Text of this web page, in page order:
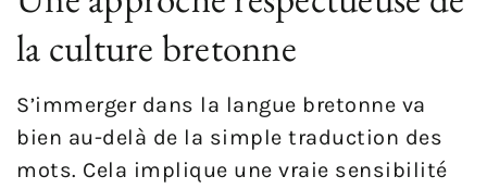
la culture bretonne
S’immerger dans la langue bretonne va
bien au-delà de la simple traduction des
mots. Cela implique une vraie sensibilité